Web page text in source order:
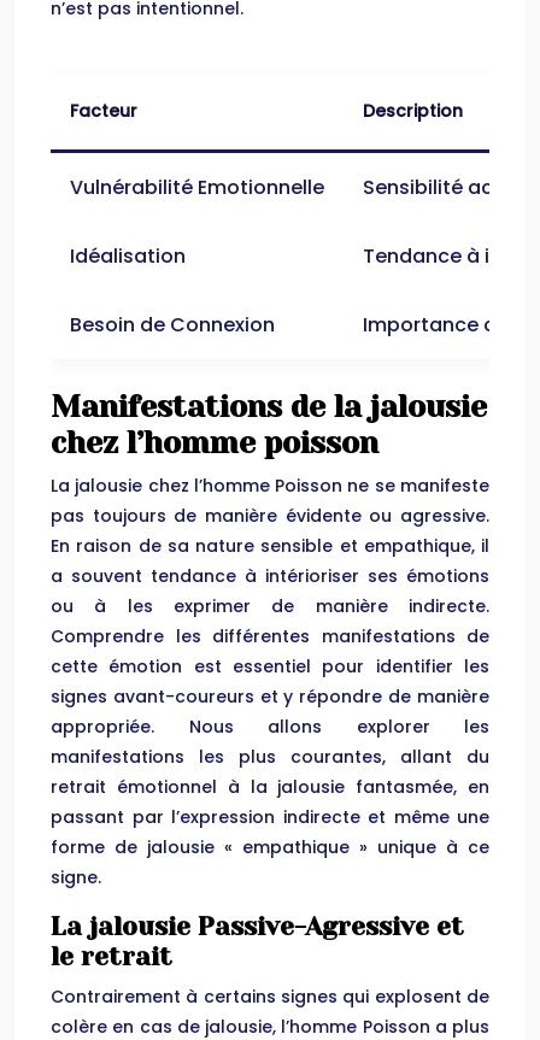
n’est pas intentionnel.
Facteur Description
Vulnérabilité Emotionnelle Sensibilité
Idéalisation Tendance à
Besoin de Connexion Importance
Manifestations de la jalousie
chez l’homme poisson
La jalousie chez l’homme Poisson ne se manifeste
pas toujours de manière évidente ou agressive.
En raison de sa nature sensible et empathique, il
a souvent tendance à intérioriser ses émotions
ou à les exprimer de manière indirecte.
Comprendre les différentes manifestations de
cette émotion est essentiel pour identifier les
signes avant-coureurs et y répondre de manière
appropriée. Nous allons explorer les
manifestations les plus courantes, allant du
retrait émotionnel à la jalousie fantasmée, en
passant par l’expression indirecte et même une
forme de jalousie « empathique » unique à ce
signe.
La jalousie Passive-Agressive et
le retrait
Contrairement à certains signes qui explosent de
colère en cas de jalousie, l’homme Poisson a plus